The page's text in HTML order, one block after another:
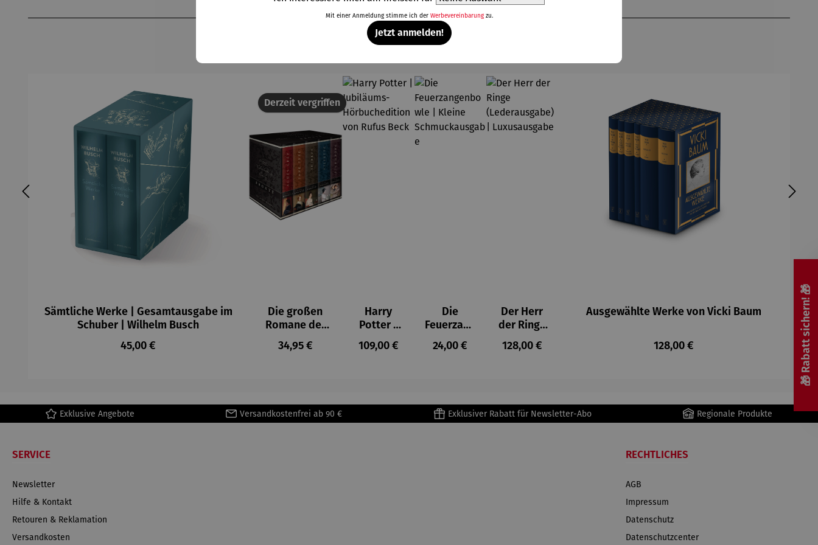
Weitere Produkte
Sämtliche Werke | Gesamtausgabe im
Schuber | Wilhelm Busch
Regulärer Preis:
45,00 €
Derzeit vergriffen
Die großen
Romane der
Brontë-
Schwestern | 5
Regulärer Preis:
34,95 €
Harry
Potter |
Jubiläums
-
Beck
Regulärer Preis:
109,00 €
Die
Feuerzang
enbowle |
Kleine
Regulärer Preis:
24,00 €
Der Herr
der Ringe
(Lederaus
gabe) |
Regulärer Preis:
128,00 €
Ausgewählte Werke von Vicki Baum
Regulärer Preis:
128,00 €
Exklusive Angebote Versandkostenfrei ab 90 € Exklusiver Rabatt für Newsletter-Abo Regionale Produkte
SERVICE
Newsletter
Hilfe & Kontakt
Retouren & Reklamation
Versandkosten
RECHTLICHES
AGB
Impressum
Datenschutz
Datenschutzcenter
🎁 Rabatt sichern! 🎁
Mit einer Anmeldung stimme ich der Werbevereinbarungzu.
Jetzt anmelden!